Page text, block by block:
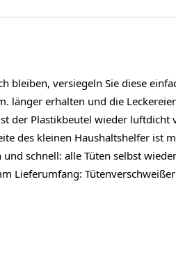
bleiben, versiegeln Sie diese
länger erhalten und die
der Plastikbeutel wieder luftdicht
des kleinen Haushaltshelfer ist
schnell: alle Tüten selbst
Lieferumfang: